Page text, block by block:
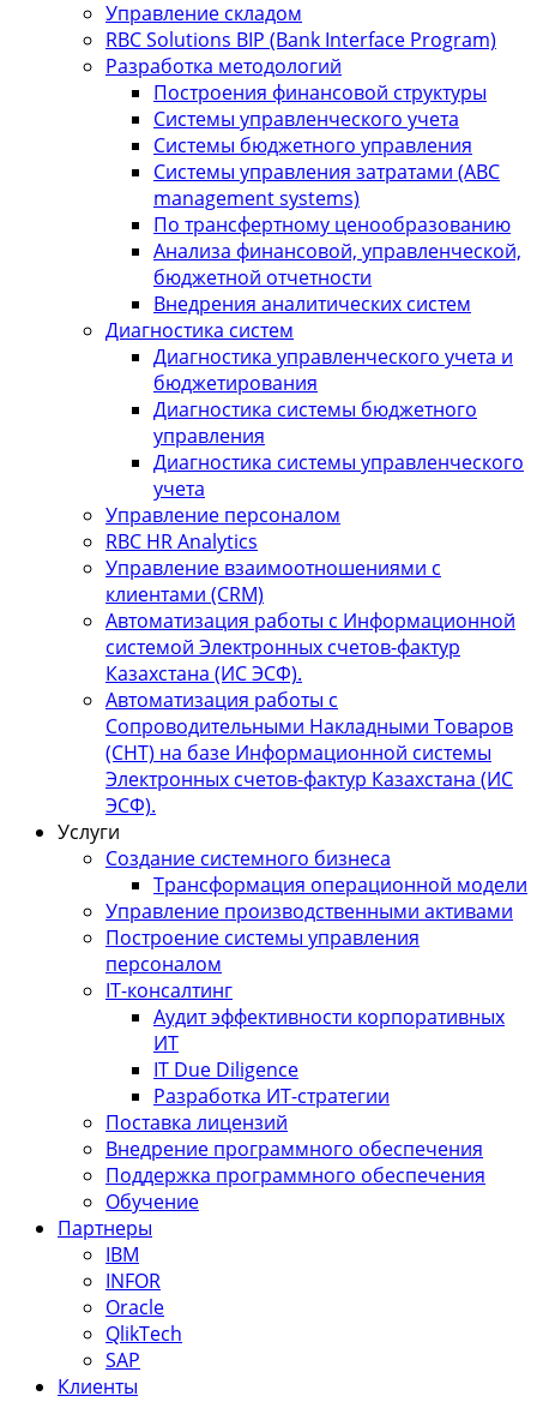
Управление складом
RBC Solutions BIP (Bank Interface Program)
Разработка методологий
Построения финансовой структуры
Системы управленческого учета
Системы бюджетного управления
Системы управления затратами (АBC
management systems)
По трансфертному ценообразованию
Анализа финансовой, управленческой,
бюджетной отчетности
Внедрения аналитических систем
Диагностика систем
Диагностика управленческого учета и
бюджетирования
Диагностика системы бюджетного
управления
Диагностика системы управленческого
учета
Управление персоналом
RBC HR Аnalytics
Управление взаимоотношениями с
клиентами (СRM)
Автоматизация работы с Информационной
системой Электронных счетов-фактур
Казахстана (ИС ЭСФ).
Автоматизация работы с
Сопроводительными Накладными Товаров
(СНТ) на базе Информационной системы
Электронных счетов-фактур Казахстана (ИС
ЭСФ).
Услуги
Создание системного бизнеса
Трансформация операционной модели
Управление производственными активами
Построение системы управления
персоналом
IT-консалтинг
Аудит эффективности корпоративных
ИТ
IT Due Diligence
Разработка ИТ-стратегии
Поставка лицензий
Внедрение программного обеспечения
Поддержка программного обеспечения
Обучение
Партнеры
IBM
INFOR
Oracle
QlikTech
SAP
Клиенты